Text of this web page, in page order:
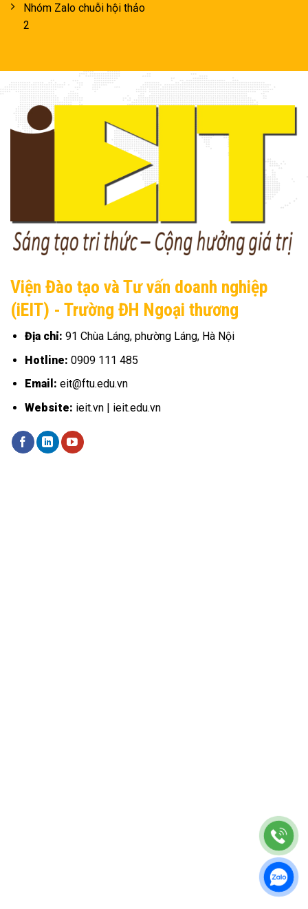
Nhóm Zalo chuỗi hội thảo
2
Viện Đào tạo và Tư vấn doanh nghiệp
(iEIT) - Trường ĐH Ngoại thương
Địa chỉ: 91 Chùa Láng, phường Láng, Hà Nội
Hotline: 0909 111 485
Email: eit@ftu.edu.vn
Website: ieit.vn | ieit.edu.vn